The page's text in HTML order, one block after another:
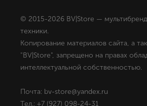
© 2015-2026 BV|Store —
техники.
Копирование материалов сайта, а
"BV|Store", запрещено на правах
интеллектуальной собственностью.
Почта: bv-store@yandex.ru
Тел.: +7 (927) 098-24-31